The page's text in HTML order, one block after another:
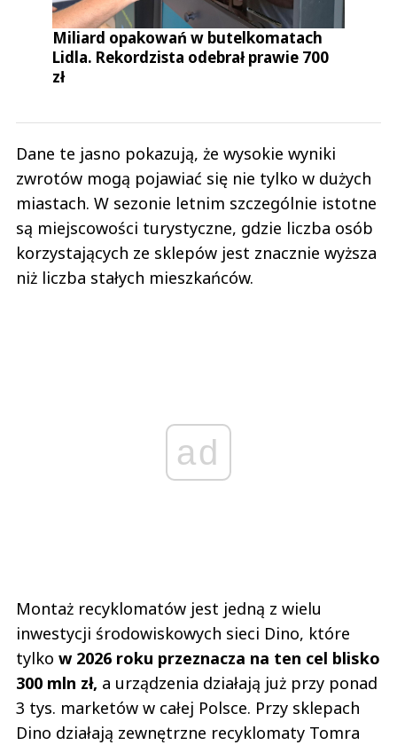
Miliard opakowań w butelkomatach
Lidla. Rekordzista odebrał prawie 700
zł
Dane te jasno pokazują, że wysokie wyniki
zwrotów mogą pojawiać się nie tylko w dużych
miastach. W sezonie letnim szczególnie istotne
są miejscowości turystyczne, gdzie liczba osób
korzystających ze sklepów jest znacznie wyższa
niż liczba stałych mieszkańców.
ad
Montaż recyklomatów jest jedną z wielu
inwestycji środowiskowych sieci Dino, które
tylko w 2026 roku przeznacza na ten cel blisko
300 mln zł, a urządzenia działają już przy ponad
3 tys. marketów w całej Polsce. Przy sklepach
Dino działają zewnętrzne recyklomaty Tomra